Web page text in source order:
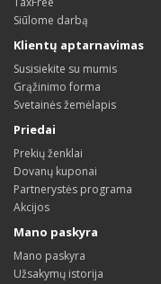
Siūlome darbą
Klientų aptarnavimas
Susisiekite su mumis
Grąžinimo forma
Svetainės žemėlapis
Priedai
Prekių ženklai
Dovanų kuponai
Partnerystės programa
Akcijos
Mano paskyra
Mano paskyra
Užsakymų istorija